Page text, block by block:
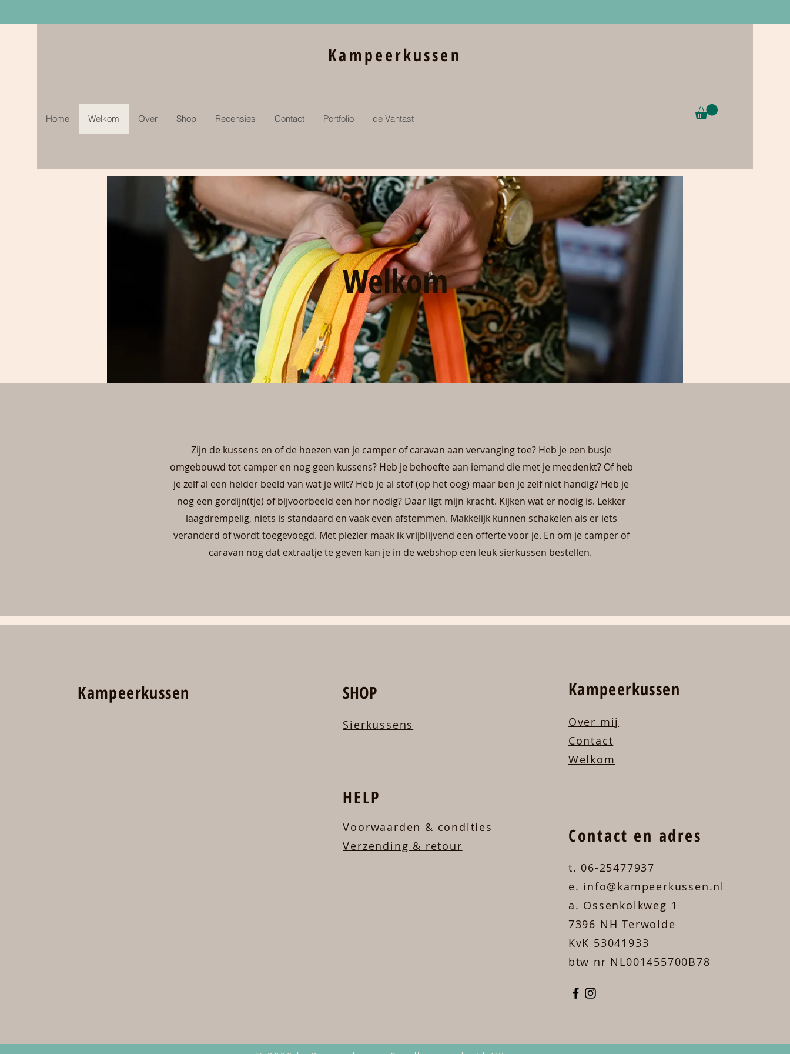
Home Welkom Over Shop Recensies Contact Portfolio de Vantast
Kampeerkussen
Welkom
Zijn de kussens en of de hoezen van je camper of caravan aan vervanging toe? Heb je een busje
omgebouwd tot camper en nog geen kussens? Heb je behoefte aan iemand die met je meedenkt? Of heb
je zelf al een helder beeld van wat je wilt? Heb je al stof (op het oog) maar ben je zelf niet handig? Heb je
nog een gordijn(tje) of bijvoorbeeld een hor nodig? Daar ligt mijn kracht. Kijken wat er nodig is. Lekker
laagdrempelig, niets is standaard en vaak even afstemmen. Makkelijk kunnen schakelen als er iets
veranderd of wordt toegevoegd. Met plezier maak ik vrijblijvend een offerte voor je. En om je camper of
caravan nog dat extraatje te geven kan je in de webshop een leuk sierkussen bestellen.
Kampeerkussen SHOP
Sierkussens
HELP
Voorwaarden & condities
Verzending & retour
Kampeerkussen
Over mij
Contact
Welkom
Contact en adres
t. 06-25477937
e. info@kampeerkussen.nl
a. Ossenkolkweg 1
7396 NH Terwolde
KvK 53041933
btw nr NL001455700B78